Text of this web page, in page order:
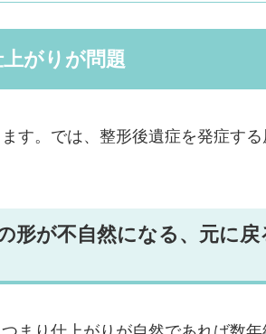
がりが問題
す。では、整形後遺症を発症する
形が不自然になる、元に戻